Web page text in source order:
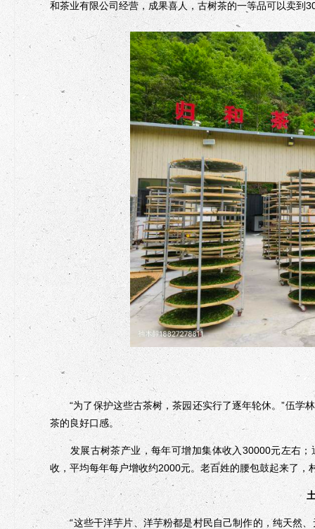
和茶业有限公司经营，成果喜人，古树茶的一等品可以卖到
“为了保护这些古茶树，茶园还实行了逐年轮休。”伍学
茶的良好口感。
发展古树茶产业，每年可增加集体收入30000元左右；
收，平均每年每户增收约2000元。老百姓的腰包鼓起来了，
“这些干洋芋片、洋芋粉都是村民自己制作的，纯天然、